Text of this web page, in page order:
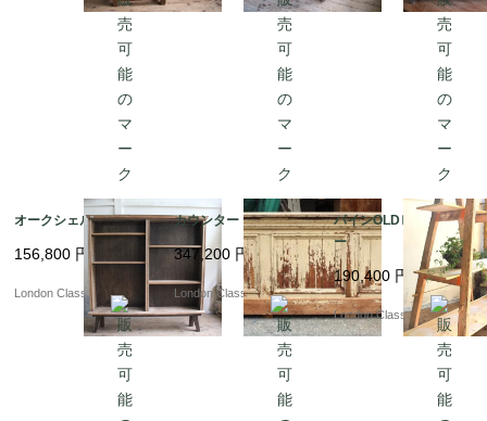
オークシェルフ
156,800 円
London Classics
カウンター
347,200 円
London Classics
パインOLDビッグラダ
ー
190,400 円
London Classics